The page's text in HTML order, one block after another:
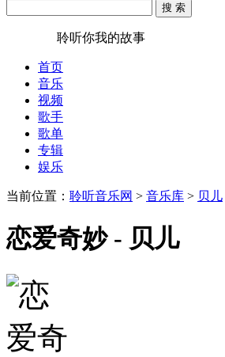
搜 索
聆听你我的故事
首页
音乐
视频
歌手
歌单
专辑
娱乐
当前位置： 聆听音乐网 > 音乐库 > 贝儿
恋爱奇妙 - 贝儿